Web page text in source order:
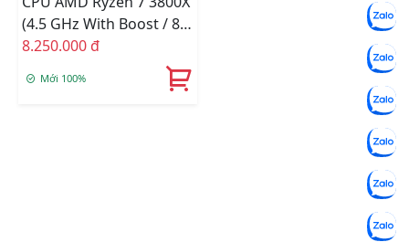
(4.5 GHz With Boost / 8
Cores 16 Threads /
8.250.000 đ
Mới 100%